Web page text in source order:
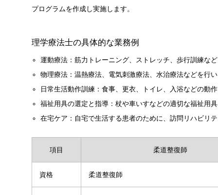
プログラムを作成し実施します。
理学療法士の具体的な業務例
運動療法：筋力トレーニング、ストレッチ、歩行訓練な
物理療法：温熱療法、電気刺激療法、水治療法などを行
日常生活動作訓練：食事、更衣、トイレ、入浴などの動
福祉用具の選定と指導：杖や車いすなどの適切な福祉用
在宅ケア：自宅で生活する患者のために、訪問リハビリ
項目 柔道整復師
資格 柔道整復師